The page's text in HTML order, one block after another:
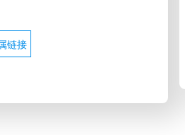
链接